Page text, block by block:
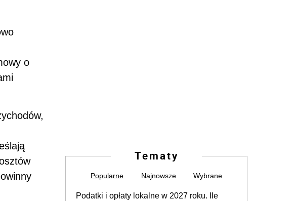
o
Tematy
Popularne Najnowsze Wybrane
Podatki i opłaty lokalne w 2027 roku. Ile